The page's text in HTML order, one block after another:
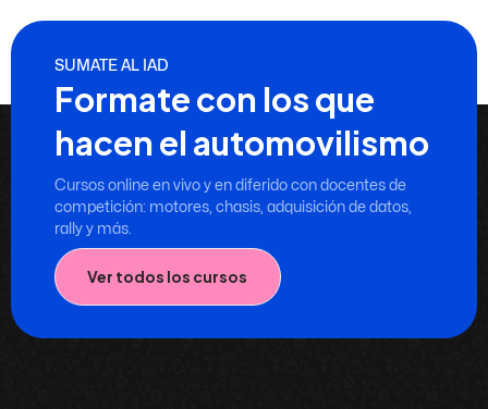
SUMATE AL IAD
Formate con los que
hacen el automovilismo
Cursos online en vivo y en diferido con docentes de
competición: motores, chasis, adquisición de datos,
rally y más.
Ver todos los cursos